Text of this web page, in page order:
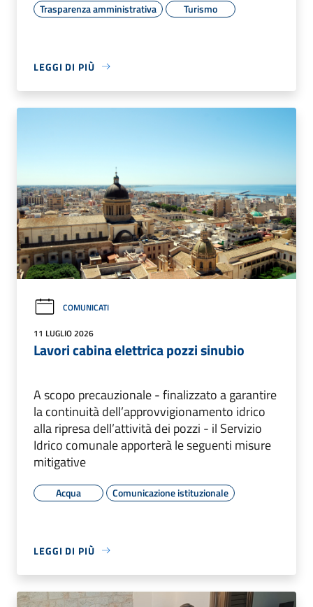
Trasparenza amministrativa
Turismo
LEGGI DI PIÙ
COMUNICATI
11 LUGLIO 2026
Lavori cabina elettrica pozzi sinubio
A scopo precauzionale - finalizzato a garantire
la continuità dell’approvvigionamento idrico
alla ripresa dell’attività dei pozzi - il Servizio
Idrico comunale apporterà le seguenti misure
mitigative
Acqua Comunicazione istituzionale
LEGGI DI PIÙ